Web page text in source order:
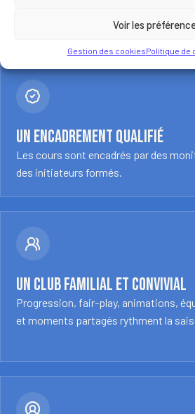
Voir les
Gestion des cookiesPolitique de
Un encadrement qualifié
Les cours sont encadrés par des
des initiateurs formés.
Un club familial et convivial
Progression, fair-play, animations,
et moments partagés rythment la